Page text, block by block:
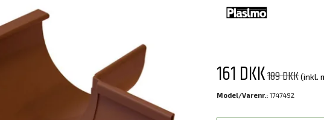
161 DKK189 DKK(inkl.
Model/Varenr.: 1747492